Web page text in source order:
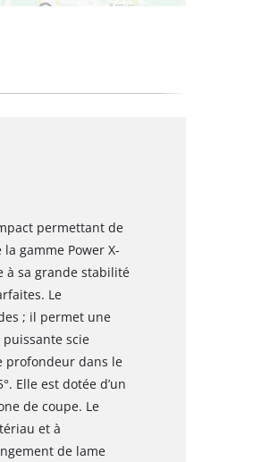
permettant de
gamme Power X-
à sa grande stabilité
Le
; il permet une
scie
profondeur dans le
Elle est dotée d’un
de coupe. Le
et à
de lame